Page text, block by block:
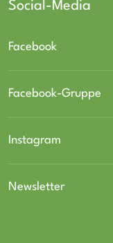
Social-Media
Facebook
Facebook-Gruppe
Instagram
Newsletter